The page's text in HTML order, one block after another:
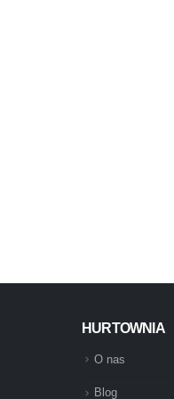
HURTOWNIA
O nas
Blog